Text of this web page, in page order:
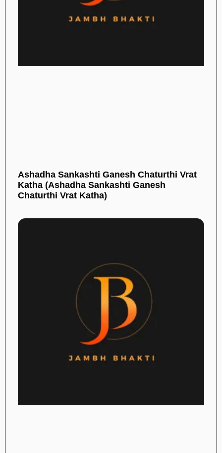
Ashadha Sankashti Ganesh Chaturthi Vrat
Katha (Ashadha Sankashti Ganesh
Chaturthi Vrat Katha)